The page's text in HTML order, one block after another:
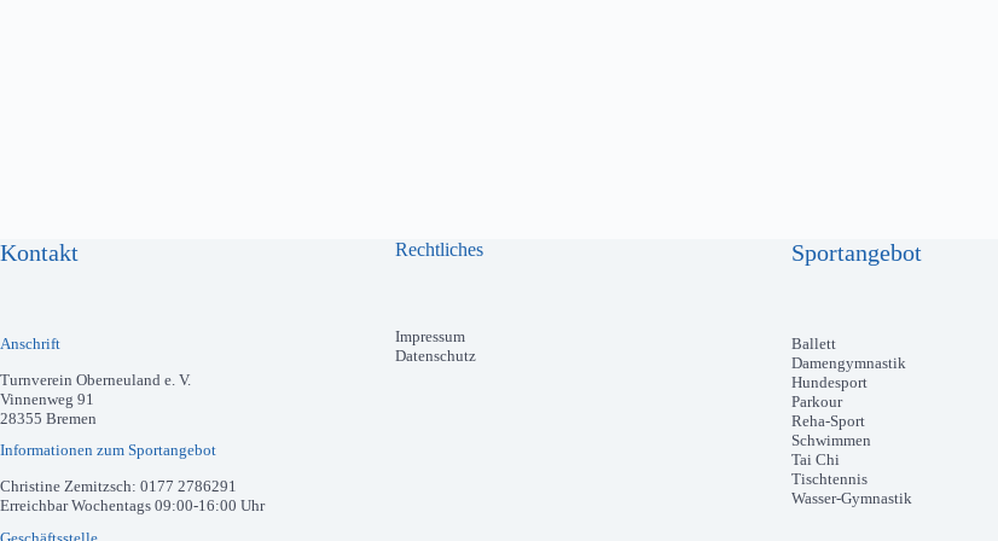
Kontakt
Anschrift
Turnverein Oberneuland e. V.
Vinnenweg 91
28355 Bremen
Informationen zum Sportangebot
Christine Zemitzsch: 0177 2786291
Erreichbar Wochentags 09:00-16:00 Uhr
Rechtliches
Impressum
Datenschutz
Sportangebot
Ballett
Damengymnastik
Hundesport
Parkour
Reha-Sport
Schwimmen
Tai Chi
Tischtennis
Wasser-Gymnastik